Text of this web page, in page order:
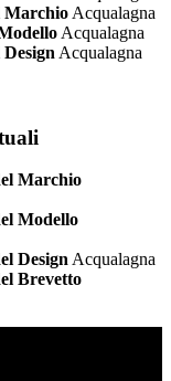
Marchio Acqualagna
Acqualagna
Acqualagna
Marchio
Modello
Design Acqualagna
Brevetto